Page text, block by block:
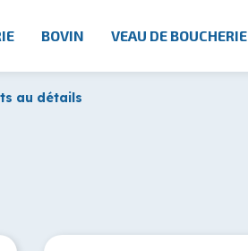
BOVIN VEAU DE BOUCHERIE
au détails